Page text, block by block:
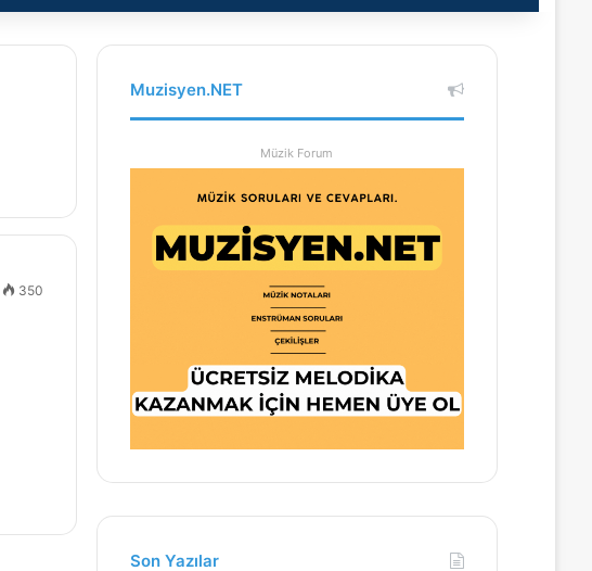
yap
350
Muzisyen.NET
Müzik Forum
Son Yazılar